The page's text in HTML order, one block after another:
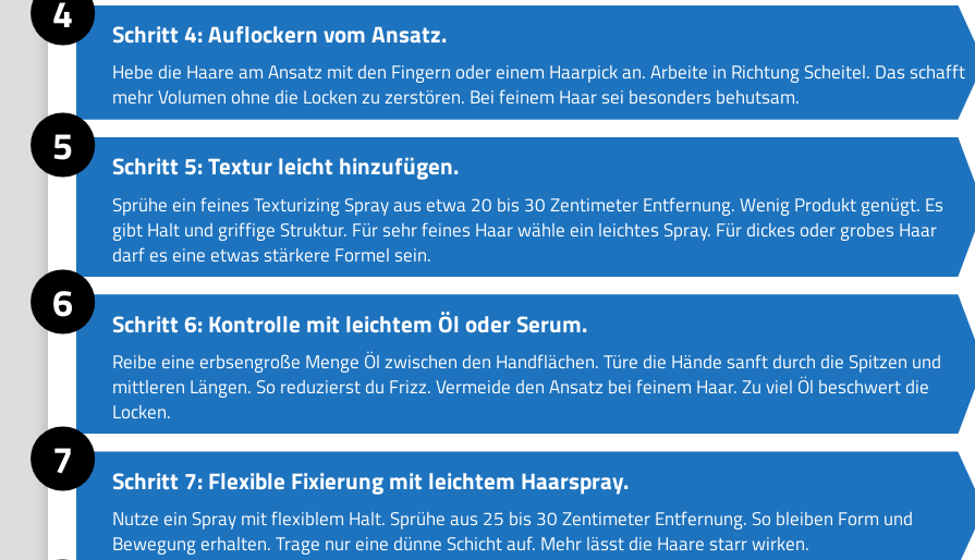
Schritt 4: Auflockern vom Ansatz.
Hebe die Haare am Ansatz mit den Fingern oder einem Haarpick an. Arbeite in Richtung Scheitel. Das schafft
mehr Volumen ohne die Locken zu zerstören. Bei feinem Haar sei besonders behutsam.
Schritt 5: Textur leicht hinzufügen.
Sprühe ein feines Texturizing Spray aus etwa 20 bis 30 Zentimeter Entfernung. Wenig Produkt genügt. Es
gibt Halt und griffige Struktur. Für sehr feines Haar wähle ein leichtes Spray. Für dickes oder grobes Haar
darf es eine etwas stärkere Formel sein.
Schritt 6: Kontrolle mit leichtem Öl oder Serum.
Reibe eine erbsengroße Menge Öl zwischen den Handflächen. Türe die Hände sanft durch die Spitzen und
mittleren Längen. So reduzierst du Frizz. Vermeide den Ansatz bei feinem Haar. Zu viel Öl beschwert die
Locken.
Schritt 7: Flexible Fixierung mit leichtem Haarspray.
Nutze ein Spray mit flexiblem Halt. Sprühe aus 25 bis 30 Zentimeter Entfernung. So bleiben Form und
Bewegung erhalten. Trage nur eine dünne Schicht auf. Mehr lässt die Haare starr wirken.